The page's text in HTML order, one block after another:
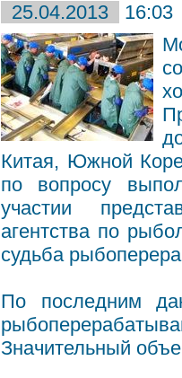
25.04.2013
16:03
Китая, Южной
по вопросу
участии
агентства по
судьба
По последним
Значительный